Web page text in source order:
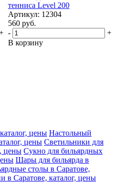
тенниса Level 200
Артикул: 12304
560 руб.
-
+
В корзину
цены Настольный
цены Светильники для
цены Сукно для бильярдных
Шары для бильярда в
столы в Саратове,
в Саратове, каталог, цены